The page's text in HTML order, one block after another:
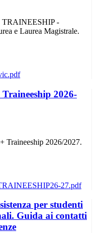
TRAINEESHIP -
e Laurea Magistrale.
2026-
Traineeship 2026/2027.
per studenti
Guida ai contatti